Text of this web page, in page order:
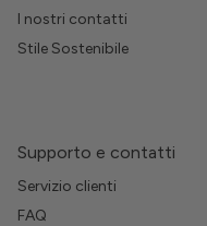
I nostri contatti
Stile Sostenibile
Supporto e contatti
Servizio clienti
FAQ